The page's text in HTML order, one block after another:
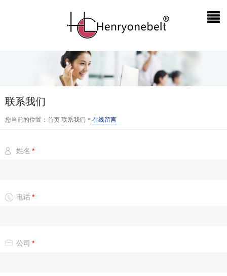
联系我们
您当前的位置： 首页 联系我们 > 在线留言
姓名 *
电话*
公司 *